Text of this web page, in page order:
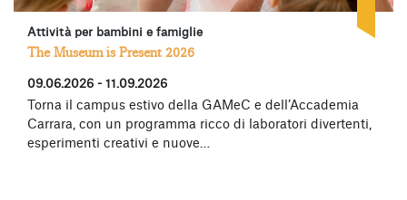
Attività per bambini e famiglie
The Museum is Present 2026
09.06.2026 - 11.09.2026
Torna il campus estivo della GAMeC e dell’Accademia
Carrara, con un programma ricco di laboratori divertenti,
esperimenti creativi e nuove…